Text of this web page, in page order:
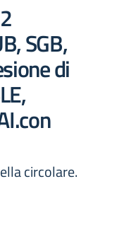
SGB,
di
circolare.